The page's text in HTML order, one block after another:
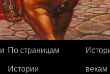
По страницам
Истории
векам